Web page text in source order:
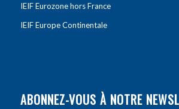
IEIF Eurozone hors France
IEIF Europe Continentale
ABONNEZ-VOUS À NOTRE